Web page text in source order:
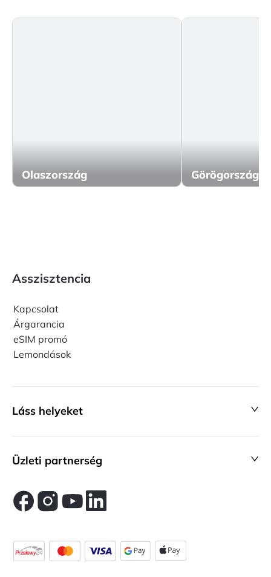
Olaszország Görögország
Asszisztencia
Kapcsolat
Árgarancia
eSIM promó
Lemondások
Láss helyeket
Üzleti partnerség